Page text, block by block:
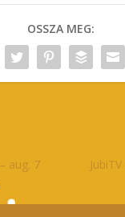
OSSZA MEG:
aug. 7